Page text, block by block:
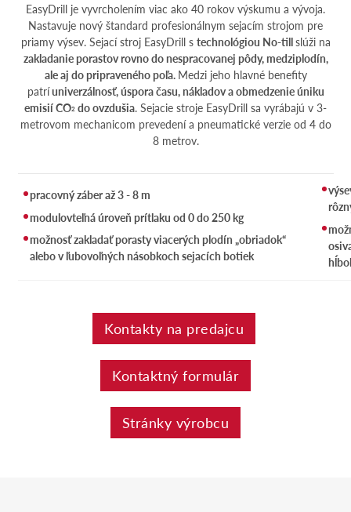
EasyDrill je vyvrcholením viac ako 40 rokov výskumu a vývoja.
Nastavuje nový štandard profesionálnym sejacím strojom pre
priamy výsev. Sejací stroj EasyDrill s technológiou No-tillslúži na
zakladanie porastov rovno do nespracovanej pôdy, medziplodín,
ale aj do pripraveného poľa. Medzi jeho hlavné benefity
patríuniverzálnosť, úspora času, nákladov a obmedzenie úniku
emisií CO2 do ovzdušia. Sejacie stroje EasyDrill sa vyrábajú v 3-
metrovom mechanicom prevedení a pneumatické verzie od 4 do
8 metrov.
pracovný záber až 3 - 8 m
modulovteľná úroveň prítlaku od 0 do 250 kg
možnosť zakladať porasty viacerých plodín „obriadok“
alebo v ľubovoľných násobkoch sejacích botiek
Kontakty na predajcu
Kontaktný formulár
Stránky výrobcu